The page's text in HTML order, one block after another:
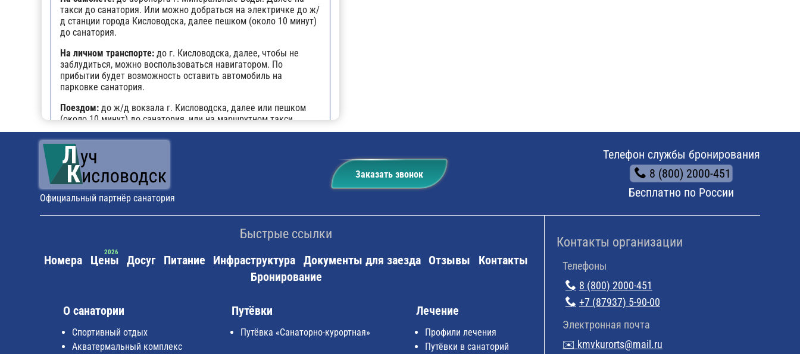
такси до санатория. Или можно добраться на электричке до ж/
д станции города Кисловодска, далее пешком (около 10 минут)
до санатория.
На личном транспорте: до г. Кисловодска, далее, чтобы не
заблудиться, можно воспользоваться навигатором. По
прибытии будет возможность оставить автомобиль на
парковке санатория.
Поездом: до ж/д вокзала г. Кисловодска, далее или пешком
(около 10 минут) до санатория, или на маршрутном такси.
Официальный партнёр санатория
Заказать звонок
Телефон службы бронирования
8 (800) 2000-451
Бесплатно по России
Быстрые ссылки
Номера Цены Досуг Питание Инфраструктура Документы для заезда Отзывы
Контакты
Бронирование
О санатории
Спортивный отдых
Акватермальный комплекс
Путёвки
Путёвка «Санаторно-курортная»
Лечение
Профили лечения
Путёвки в санаторий
Контакты организации
Телефоны
8 (800) 2000-451
+7 (87937) 5-90-00
Электронная почта
✉️ kmvkurorts@mail.ru